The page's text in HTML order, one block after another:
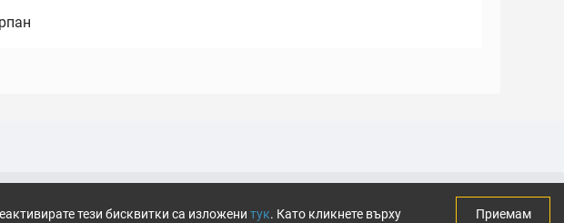
тези бисквитки са изложени тук. Като кликнете върху Приемам